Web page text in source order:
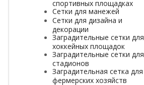
спортивных площадках
Сетки для манежей
Сетки для дизайна и
декорации
Заградительные сетки для
хоккейных площадок
Заградительные сетки для
стадионов
Заградительная сетка для
фермерских хозяйств